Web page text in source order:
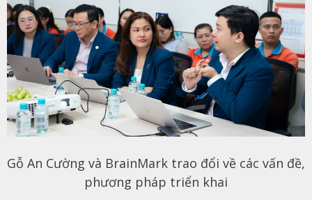
Gỗ An Cường và BrainMark trao đổi về các vấn đề,
phương pháp triển khai